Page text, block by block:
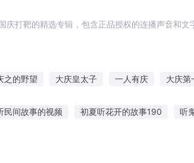
庆打靶的精选专辑，包含正品授权的连播声音和
之的野望 大庆皇太子 一人有庆 大庆第
民间故事的视频 初夏听花开的故事190 听